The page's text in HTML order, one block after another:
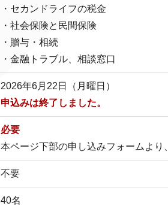
・セカンドライフの税金
・社会保険と民間保険
・贈与・相続
・金融トラブル、相談窓口
2026年6月22日（月曜日）
申込みは終了しました。
必要
本ページ下部の申し込みフォームよ
不要
40名